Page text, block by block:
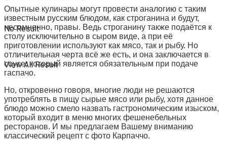
No Result
View All Result
Опытные кулинары могут провести аналогию с таким
известным русским блюдом, как строганина и будут,
несомненно, правы. Ведь строганину также подаётся к
столу исключительно в сыром виде, а при её
приготовлении используют как мясо, так и рыбу. Но
отличительная черта всё же есть, и она заключается в
соусе, который является обязательным при подаче
гаспачо.
Но, откровенно говоря, многие люди не решаются
употреблять в пищу сырые мясо или рыбу, хотя данное
блюдо можно смело назвать гастрономическим изыском,
который входит в меню многих фешенебельных
ресторанов. И мы предлагаем Вашему вниманию
классический рецепт с фото Карпаччо.